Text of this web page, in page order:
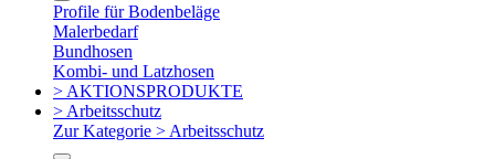
Profile für Bodenbeläge
Malerbedarf
Bundhosen
Kombi- und Latzhosen
> AKTIONSPRODUKTE
> Arbeitsschutz
Zur Kategorie > Arbeitsschutz